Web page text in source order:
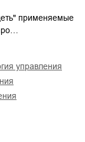
применяемые
управления